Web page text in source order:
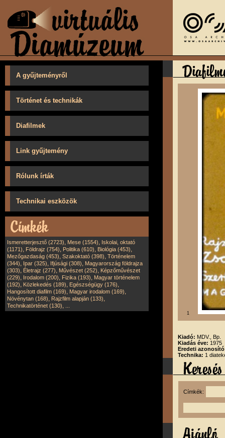
A gyűjteményről
Történet és technikák
Diafilmek
Link gyűjtemény
Rólunk írták
Technikai eszközök
Ismeretterjesztő (2723), Mese (1554), Iskolai, oktató
(1171), Földrajz (754), Politika (610), Biológia (453),
Mezőgazdaság (453), Szakoktató (398), Történelem
(344), Ipar (325), Ifjúsági (308), Magyarország földrajza
(303), Életrajz (277), Művészet (252), Képzőművészet
(229), Irodalom (200), Fizika (193), Magyar történelem
(192), Közlekedés (189), Egészségügy (176),
Hangosított diafilm (169), Magyar irodalom (169),
Növénytan (168), Rajzfilm alapján (133),
Technikatörténet (130),
1
Kiadó: MDV., Bp.
Kiadás éve: 1975
Eredeti
Technika: 1
Címkék: